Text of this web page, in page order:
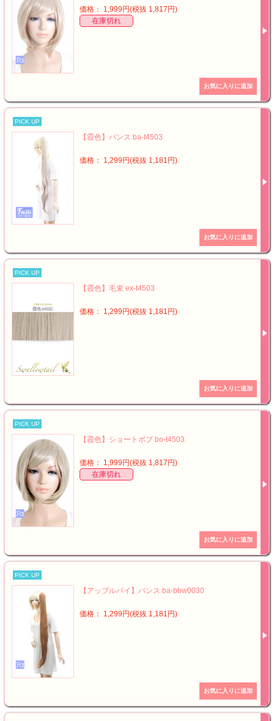
価格： 1,999円(税抜 1,817円)
在庫切れ
PICK UP
【霞色】バンス ba-t4503
価格： 1,299円(税抜 1,181円)
PICK UP
【霞色】毛束 ex-t4503
価格： 1,299円(税抜 1,181円)
PICK UP
【霞色】ショートボブ bo-t4503
価格： 1,999円(税抜 1,817円)
在庫切れ
PICK UP
【アップルパイ】バンス ba-bbw0030
価格： 1,299円(税抜 1,181円)